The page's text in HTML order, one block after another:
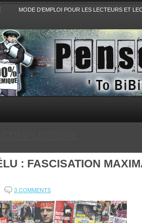
MODE D’EMPLOI POUR LES LECTEURS ET
la Culture, la Politique, le Sport,. Avec
: FASCISATION
3 COMMENTS